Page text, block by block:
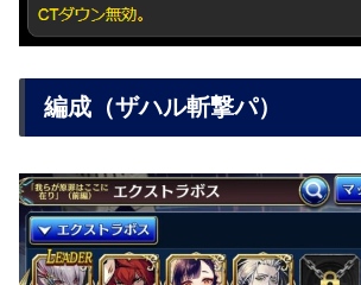
編成（ザハル斬撃パ）